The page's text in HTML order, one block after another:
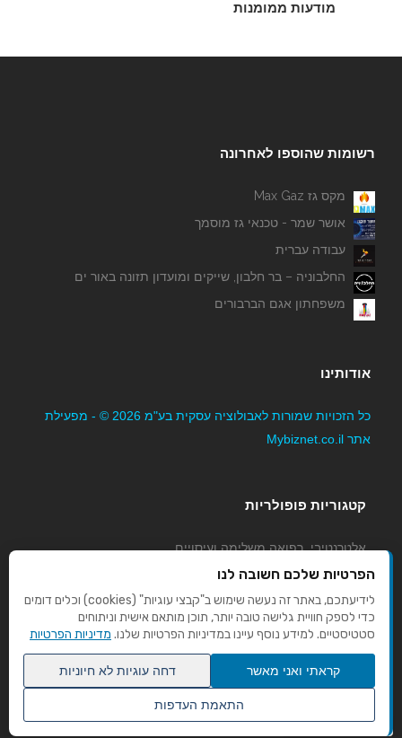
מודעות ממומנות
רשומות שהוספו לאחרונה
מקס גז Max Gaz
אושר שמר - טכנאי גז מוסמך
עבודה עברית
החלבוניה – בר חלבון, שייקים ומועדון תזונה באור ים
משפחתון אגם הברבורים
אודותינו
כל הזכויות שמורות לאבולוציה עסקית בע"מ 2026 © - מפעילת
אתר Mybiznet.co.il
קטגוריות פופולריות
אלטרנטיבי, רפואה משלימה ועיסויים
גני ילדים, משפחתונים וצהרונים
קוסמטיקה טיפוח ויופי
מורים לנהיגה
הפרטיות שלכם חשובה לנו
לידיעתכם, באתר זה נעשה שימוש ב"קבצי עוגיות" (cookies) וכלים דומים
כדי לספק חוויית גלישה טובה יותר, תוכן מותאם אישית וניתוחים
סטטיסטיים. למידע נוסף עיינו במדיניות הפרטיות שלנו. מדיניות הפרטיות
קראתי ואני מאשר דחה עוגיות לא חיוניות
התאמת העדפות
שנו העדפות פרטיות